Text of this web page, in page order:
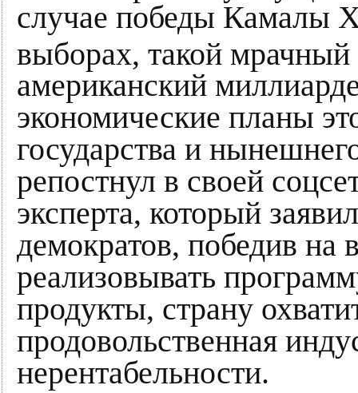
случае победы Камалы
выборах, такой мрачный
американский
экономические планы
государства и
репостнул в своей
эксперта, который
демократов, победив на
реализовывать
продукты, страну
продовольственная
нерентабельности.